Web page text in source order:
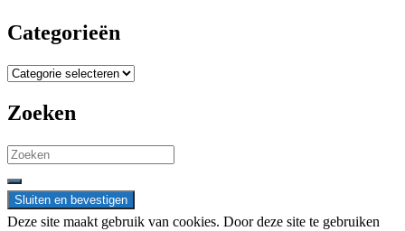
Categorieën
Categorieën
Zoeken
Search
for:
Deze site maakt gebruik van cookies. Door deze site te gebruiken